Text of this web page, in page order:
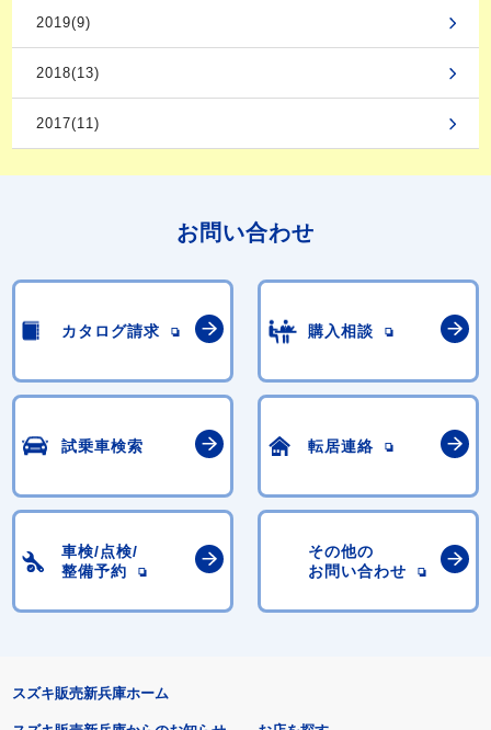
2019(9)
2018(13)
2017(11)
お問い合わせ
カタログ請求 購入相談
試乗車検索 転居連絡
車検/点検/
整備予約
その他の
お問い合わせ
スズキ販売新兵庫ホーム